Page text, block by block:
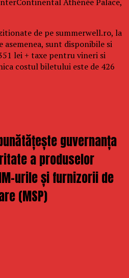
de pe summerwell.ro, la
asemenea, sunt disponibile si
lei + taxe pentru vineri si
costul biletului este de 426
guvernanța
a produselor
urile și furnizorii de
(MSP)